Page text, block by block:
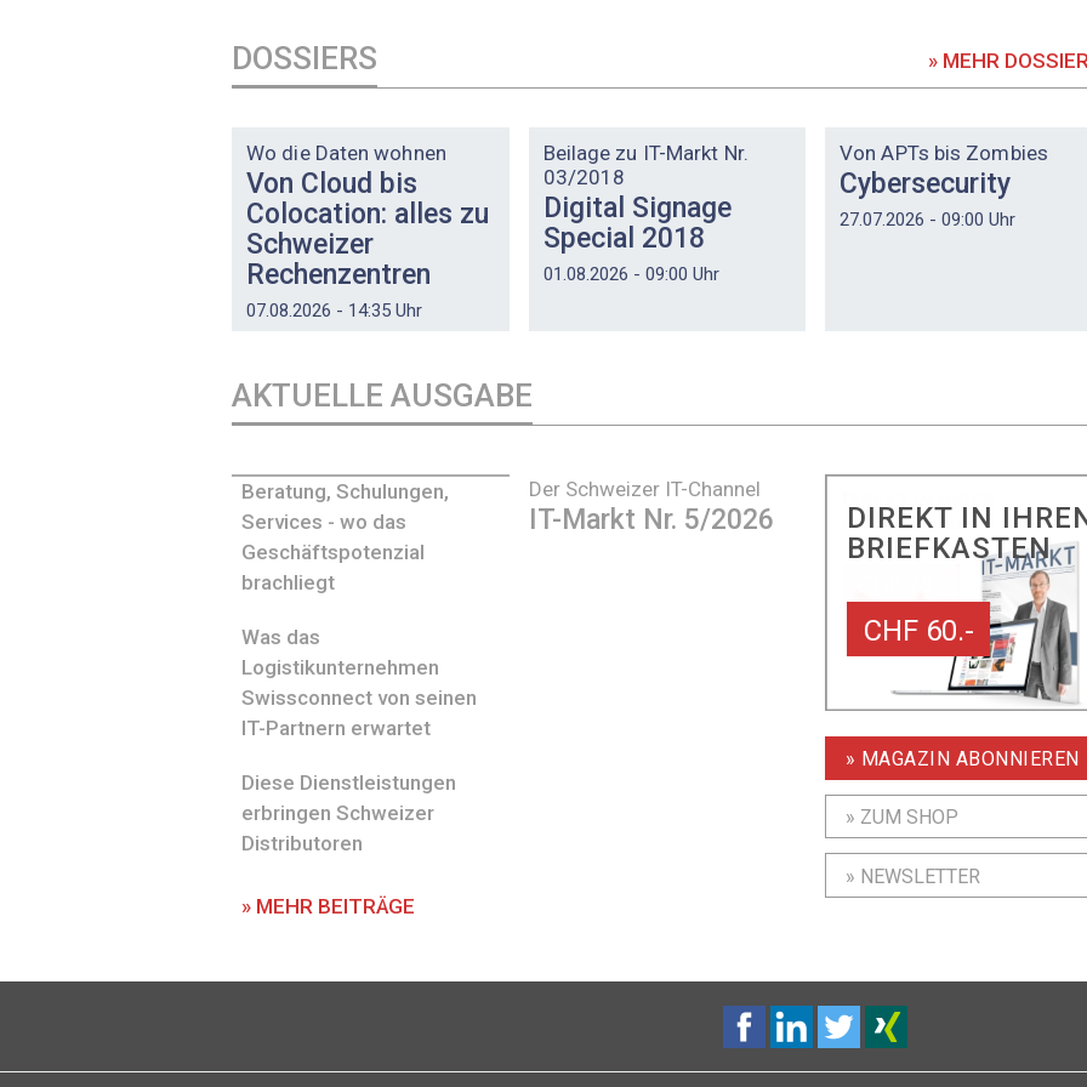
DOSSIERS » MEHR
Wo die Daten wohnen
Von Cloud bis
Colocation: alles zu
Schweizer
Rechenzentren
07.08.2026 - 14:35 Uhr
Beilage zu IT-Markt Nr.
03/2018
Digital Signage
Special 2018
01.08.2026 - 09:00 Uhr
Von APTs bis Zombies
Cybersecurity
27.07.2026 - 09:00 Uhr
AKTUELLE AUSGABE
Der Schweizer IT-Channel
IT-Markt Nr. 5/2026
Beratung, Schulungen,
Services - wo das
Geschäftspotenzial
brachliegt
Was das
Logistikunternehmen
Swissconnect von seinen
IT-Partnern erwartet
Diese Dienstleistungen
erbringen Schweizer
Distributoren
» MEHR BEITRÄGE
DIREKT IN
BRIEFKASTEN
CHF 60.-
» MAGAZIN ABONNIEREN
» ZUM SHOP
» NEWSLETTER